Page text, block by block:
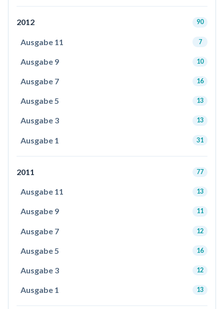
2012 90
Ausgabe 11 7
Ausgabe 9 10
Ausgabe 7 16
Ausgabe 5 13
Ausgabe 3 13
Ausgabe 1 31
2011 77
Ausgabe 11 13
Ausgabe 9 11
Ausgabe 7 12
Ausgabe 5 16
Ausgabe 3 12
Ausgabe 1 13